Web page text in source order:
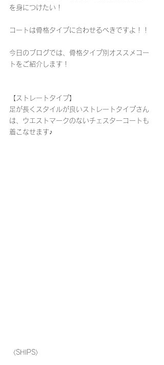
を身につけたい！
コートは骨格タイプに合わせるべきですよ！！
今日のブログでは、骨格タイプ別オススメコー
トをご紹介します！
【ストレートタイプ】
足が長くスタイルが良いストレートタイプさん
は、ウエストマークのないチェスターコートも
着こなせます♪
〈SHIPS〉